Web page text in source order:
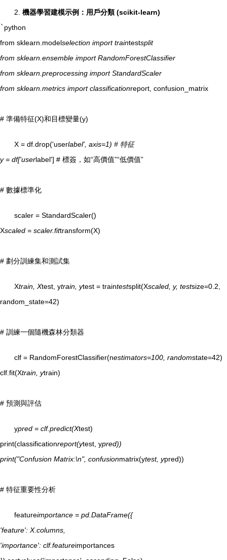
2. 機器學習建模示例：用戶分類 (scikit-learn)
` python
from sklearn.modelselection import traintestsplit
from sklearn.ensemble import RandomForestClassifier
from sklearn.preprocessing import StandardScaler
from sklearn.metrics import classificationreport, confusion_matrix
# 準備特征(X)和目標變量(y)
X = df.drop('userlabel', axis=1) # 特征
y = df['userlabel'] # 標簽，如“高價值”“低價值”
# 數據標準化
scaler = StandardScaler()
Xscaled = scaler.fittransform(X)
# 劃分訓練集和測試集
Xtrain, Xtest, ytrain, ytest = traintestsplit(Xscaled, y, testsize=0.2,
random_state=42)
# 訓練一個隨機森林分類器
clf = RandomForestClassifier(nestimators=100, randomstate=42)
clf.fit(Xtrain, ytrain)
# 預測與評估
ypred = clf.predict(Xtest)
print(classificationreport(ytest, ypred))
print("Confusion Matrix:\n", confusionmatrix(ytest, ypred))
# 特征重要性分析
featureimportance = pd.DataFrame({
'feature': X.columns,
'importance': clf.featureimportances